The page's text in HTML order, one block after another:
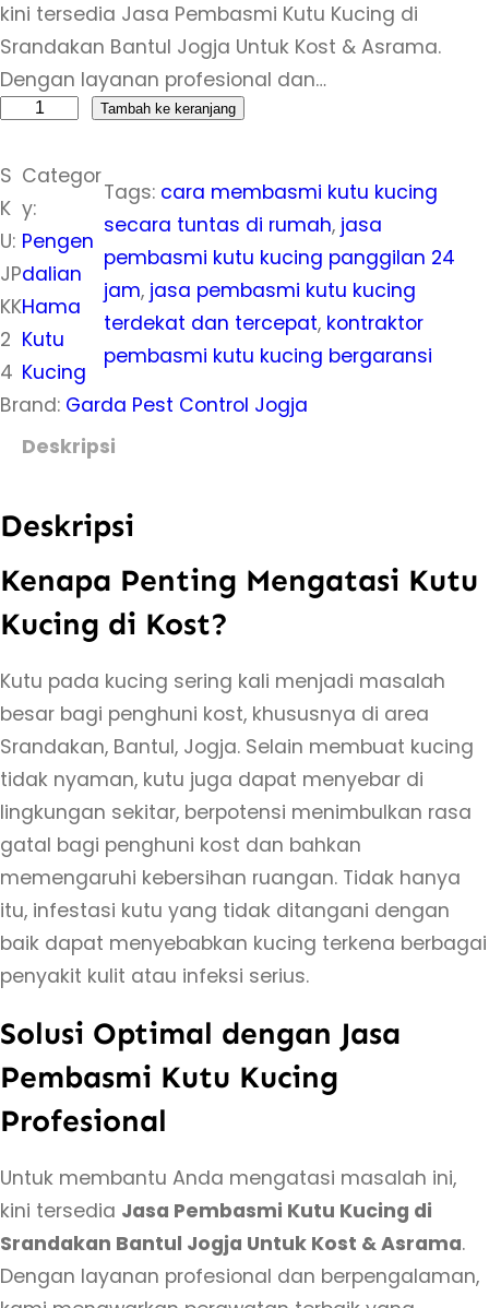
kini tersedia Jasa Pembasmi Kutu Kucing di
Srandakan Bantul Jogja Untuk Kost & Asrama.
Dengan layanan profesional dan…
a
n
t
i
t
a
s
J
P
e
b
a
s
m
i
K
t
u
K
c
i
n
g
d
S
r
a
n
Tambah ke keranjang
S
K
U:
JP
KK
2
4
Categor
y:
Pengen
dalian
Hama
Kutu
Kucing
Tags: cara membasmi kutu kucing
secara tuntas di rumah, jasa
pembasmi kutu kucing panggilan 24
jam, jasa pembasmi kutu kucing
terdekat dan tercepat, kontraktor
pembasmi kutu kucing bergaransi
Brand: Garda Pest Control Jogja
Deskripsi
Deskripsi
Kenapa Penting Mengatasi Kutu
Kucing di Kost?
Kutu pada kucing sering kali menjadi masalah
besar bagi penghuni kost, khususnya di area
Srandakan, Bantul, Jogja. Selain membuat kucing
tidak nyaman, kutu juga dapat menyebar di
lingkungan sekitar, berpotensi menimbulkan rasa
gatal bagi penghuni kost dan bahkan
memengaruhi kebersihan ruangan. Tidak hanya
itu, infestasi kutu yang tidak ditangani dengan
baik dapat menyebabkan kucing terkena berbagai
penyakit kulit atau infeksi serius.
Solusi Optimal dengan Jasa
Pembasmi Kutu Kucing
Profesional
Untuk membantu Anda mengatasi masalah ini,
kini tersedia Jasa Pembasmi Kutu Kucing di
Srandakan Bantul Jogja Untuk Kost & Asrama.
Dengan layanan profesional dan berpengalaman,